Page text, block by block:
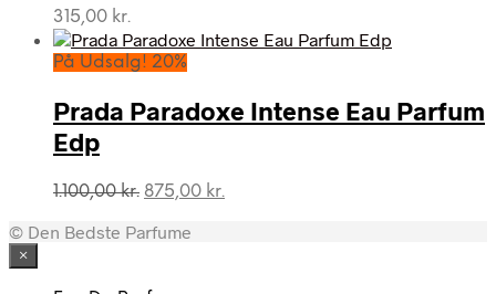
315,00 kr.
På Udsalg! 20%
Prada Paradoxe Intense Eau Parfum
Edp
1.100,00kr. Den
pris
875,00 kr.
© Den Bedste Parfume
×